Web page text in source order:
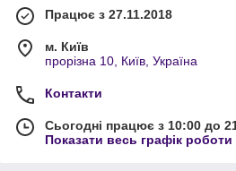
Крем для обличчя й тіла.
Тоніки.
Маски для обличчя та волосся.
Тональний крем.
Гель для вмивання.
І це лише невеликий список того, що
Працює з 27.11.2018
м. Київ
прорізна 10, Київ, Україна
Контакти
Сьогодні працює з 10:00 до
Показати весь графік роботи